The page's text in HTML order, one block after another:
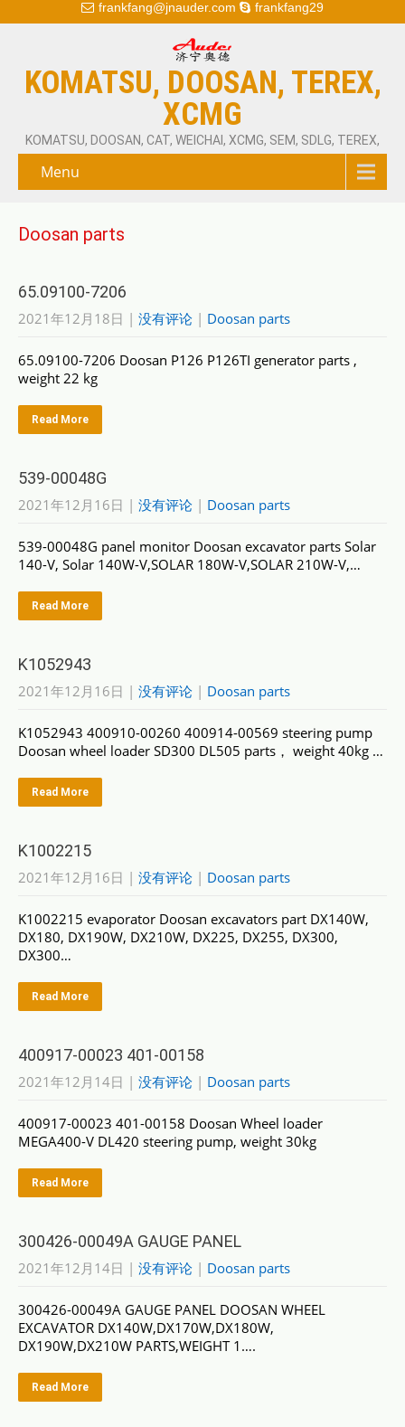
frankfang@jnauder.com frankfang29
KOMATSU, DOOSAN, TEREX,
XCMG
KOMATSU, DOOSAN, CAT, WEICHAI, XCMG, SEM, SDLG, TEREX,
Menu
Doosan parts
65.09100-7206
2021年12月18日 | 没有评论 | Doosan parts
65.09100-7206 Doosan P126 P126TI generator parts ,
weight 22 kg
Read More
539-00048G
2021年12月16日 | 没有评论 | Doosan parts
539-00048G panel monitor Doosan excavator parts Solar
140-V, Solar 140W-V,SOLAR 180W-V,SOLAR 210W-V,…
Read More
K1052943
2021年12月16日 | 没有评论 | Doosan parts
K1052943 400910-00260 400914-00569 steering pump
Doosan wheel loader SD300 DL505 parts， weight 40kg …
Read More
K1002215
2021年12月16日 | 没有评论 | Doosan parts
K1002215 evaporator Doosan excavators part DX140W,
DX180, DX190W, DX210W, DX225, DX255, DX300,
DX300…
Read More
400917-00023 401-00158
2021年12月14日 | 没有评论 | Doosan parts
400917-00023 401-00158 Doosan Wheel loader
MEGA400-V DL420 steering pump, weight 30kg
Read More
300426-00049A GAUGE PANEL
2021年12月14日 | 没有评论 | Doosan parts
300426-00049A GAUGE PANEL DOOSAN WHEEL
EXCAVATOR DX140W,DX170W,DX180W,
DX190W,DX210W PARTS,WEIGHT 1….
Read More